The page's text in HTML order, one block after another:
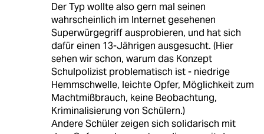
Der Typ wollte also gern mal seinen
wahrscheinlich im Internet gesehenen
Superwürgegriff ausprobieren, und hat sich
dafür einen 13-Jährigen ausgesucht. (Hier
sehen wir schon, warum das Konzept
Schulpolizist problematisch ist - niedrige
Hemmschwelle, leichte Opfer, Möglichkeit zum
Machtmißbrauch, keine Beobachtung,
Kriminalisierung von Schülern.)
Andere Schüler zeigen sich solidarisch mit